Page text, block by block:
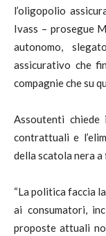
l’oligopolio
Ivass – prosegue
autonomo,
assicurativo che
compagnie che su
Assoutenti chiede
contrattuali e
della scatola nera
“La politica faccia
ai consumatori,
proposte attuali